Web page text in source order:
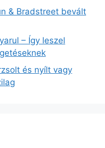
& Bradstreet bevált
– Így leszel
és nyílt vagy